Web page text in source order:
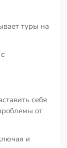
туры на
себя
от
и